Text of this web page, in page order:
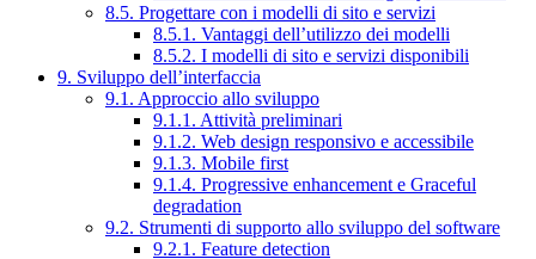
8.5. Progettare con i modelli di sito e servizi
8.5.1. Vantaggi dell’utilizzo dei modelli
8.5.2. I modelli di sito e servizi disponibili
9. Sviluppo dell’interfaccia
9.1. Approccio allo sviluppo
9.1.1. Attività preliminari
9.1.2. Web design responsivo e accessibile
9.1.3. Mobile first
9.1.4. Progressive enhancement e Graceful
degradation
9.2. Strumenti di supporto allo sviluppo del software
9.2.1. Feature detection